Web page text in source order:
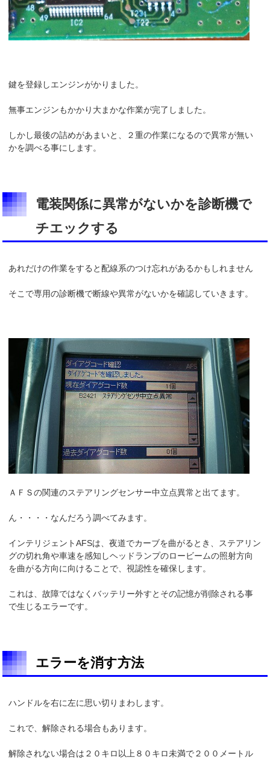
鍵を登録しエンジンがかりました。
無事エンジンもかかり大まかな作業が完了しました。
しかし最後の詰めがあまいと、２重の作業になるので異常が無い
かを調べる事にします。
電装関係に異常がないかを診断機で
チエックする
あれだけの作業をすると配線系のつけ忘れがあるかもしれません
そこで専用の診断機で断線や異常がないかを確認していきます。
ＡＦＳの関連のステアリングセンサー中立点異常と出てます。
ん・・・・なんだろう調べてみます。
インテリジェントAFSは、夜道でカーブを曲がるとき、ステアリン
グの切れ角や車速を感知しヘッドランプのロービームの照射方向
を曲がる方向に向けることで、視認性を確保します。
これは、故障ではなくバッテリー外すとその記憶が削除される事
で生じるエラーです。
エラーを消す方法
ハンドルを右に左に思い切りまわします。
これで、解除される場合もあります。
解除されない場合は２０キロ以上８０キロ未満で２００メートル